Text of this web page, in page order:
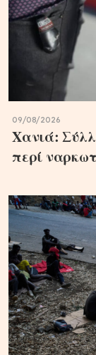
09/08/2026
Χανιά:
περί